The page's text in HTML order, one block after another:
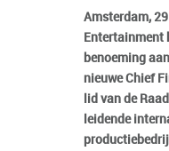
Amsterdam,
Entertainment
benoeming
nieuwe Chief
lid van de
leidende